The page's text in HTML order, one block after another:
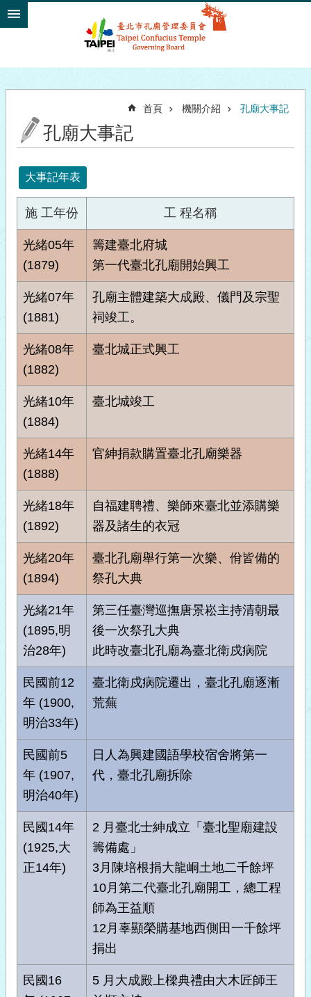
跳到主要內容區塊
首頁 機關介紹 孔廟大事記
孔廟大事記
大事記年表
施 工年份 工 程名稱
光緒05年
(1879)
籌建臺北府城
第一代臺北孔廟開始興工
光緒07年
(1881)
孔廟主體建築大成殿、儀門及宗聖
祠竣工。
光緒08年
(1882)
臺北城正式興工
光緒10年
(1884)
臺北城竣工
光緒14年
(1888)
官紳捐款購置臺北孔廟樂器
光緒18年
(1892)
自福建聘禮、樂師來臺北並添購樂
器及諸生的衣冠
光緒20年
(1894)
臺北孔廟舉行第一次樂、佾皆備的
祭孔大典
光緒21年
(1895,明
治28年)
第三任臺灣巡撫唐景崧主持清朝最
後一次祭孔大典
此時改臺北孔廟為臺北衛戍病院
民國前12
年 (1900,
明治33年)
臺北衛戍病院遷出，臺北孔廟逐漸
荒蕪
民國前5
年 (1907,
明治40年)
日人為興建國語學校宿舍將第一
代，臺北孔廟拆除
民國14年
(1925,大
正14年)
2 月臺北士紳成立「臺北聖廟建設
籌備處」
3月陳培根捐大龍峒土地二千餘坪
10月第二代臺北孔廟開工，總工程
師為王益順
12月辜顯榮購基地西側田一千餘坪
捐出
民國16
5 月大成殿上樑典禮由大木匠師王